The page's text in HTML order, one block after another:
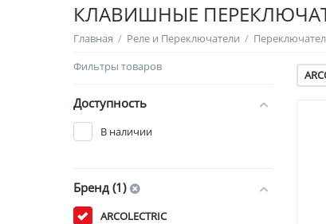
КЛАВИШНЫЕ
Главная / Реле и Переключатели /
Фильтры товаров
Доступность
В наличии
Бренд (1)
ARCOLECTRIC